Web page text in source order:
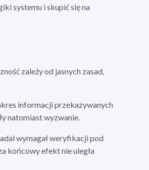
systemu i skupić się na
zależy od jasnych zasad,
informacji przekazywanych
natomiast wyzwanie.
wymagał weryfikacji pod
końcowy efekt nie uległa